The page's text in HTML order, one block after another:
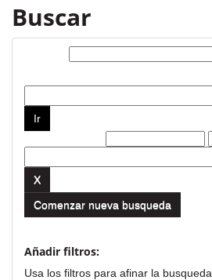
Buscar
Comenzar nueva busqueda
Añadir filtros:
Usa los filtros para afinar la busqueda.